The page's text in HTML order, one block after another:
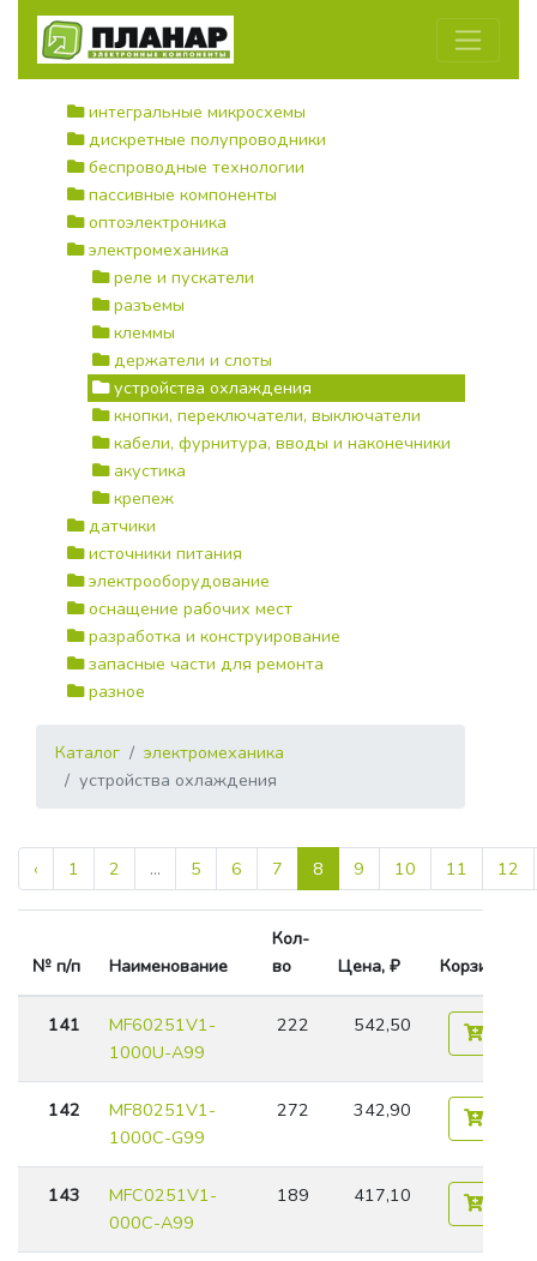
интегральные микросхемы
дискретные полупроводники
беспроводные технологии
пассивные компоненты
оптоэлектроника
электромеханика
реле и пускатели
разъемы
клеммы
держатели и слоты
устройства охлаждения
кнопки, переключатели, выключатели
кабели, фурнитура, вводы и наконечники
акустика
крепеж
датчики
источники питания
электрооборудование
оснащение рабочих мест
разработка и конструирование
запасные части для ремонта
разное
Каталог
электромеханика
устройства охлаждения
‹ 1 2 ... 5 6 7 8 9 10 11 12
№ п/п Наименование
Кол-
во
Цена, ₽ Корзина
141
MF60251V1-
1000U-A99
222 542,50
142
MF80251V1-
1000C-G99
272 342,90
143
MFC0251V1-
000C-A99
189 417,10